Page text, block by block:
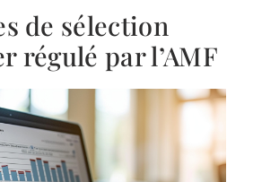
de sélection
régulé par l’AMF